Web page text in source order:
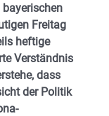
Freitag
heftige
Verständnis
dass
der Politik